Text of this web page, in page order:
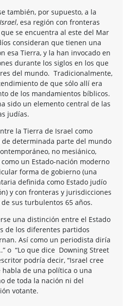
también, por supuesto, a la
, esa región con fronteras
se encuentra al este del Mar
consideran que tienen una
esa Tierra, y la han invocado en
durante los siglos en los que
del mundo. Tradicionalmente,
de que sólo allí era
de los mandamientos bíblicos.
sido un elemento central de las
judías.
la Tierra de Israel como
de determinada parte del mundo
no mesiánico,
como un Estado-nación moderno
forma de gobierno (una
definida como Estado judío
y con fronteras y jurisdicciones
sus turbulentos 65 años.
una distinción entre el Estado
de los diferentes partidos
Así como un periodista diría
o “Lo que dice Downing Street
podría decir, “Israel cree
habla de una política o una
de toda la nación ni del
votante.